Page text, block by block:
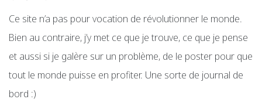
Ce site n’a pas pour vocation de révolutionner le monde.
Bien au contraire, j’y met ce que je trouve, ce que je pense
et aussi si je galère sur un problème, de le poster pour que
tout le monde puisse en profiter. Une sorte de journal de
bord :)